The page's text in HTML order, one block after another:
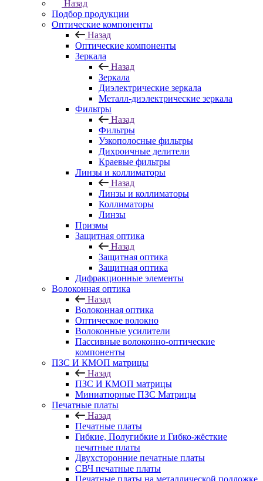
Назад
Подбор продукции
Оптические компоненты
Назад
Оптические компоненты
Зеркала
Назад
Зеркала
Диэлектрические зеркала
Металл-диэлектрические зеркала
Фильтры
Назад
Фильтры
Узкополосные фильтры
Дихроичные делители
Краевые фильтры
Линзы и коллиматоры
Назад
Линзы и коллиматоры
Коллиматоры
Линзы
Призмы
Защитная оптика
Назад
Защитная оптика
Защитная оптика
Дифракционные элементы
Волоконная оптика
Назад
Волоконная оптика
Оптическое волокно
Волоконные усилители
Пассивные волоконно-оптические
компоненты
ПЗС И КМОП матрицы
Назад
ПЗС И КМОП матрицы
Миниатюрные ПЗС Матрицы
Печатные платы
Назад
Печатные платы
Гибкие, Полугибкие и Гибко-жёсткие
печатные платы
Двухсторонние печатные платы
СВЧ печатные платы
Печатные платы на металлической подложке